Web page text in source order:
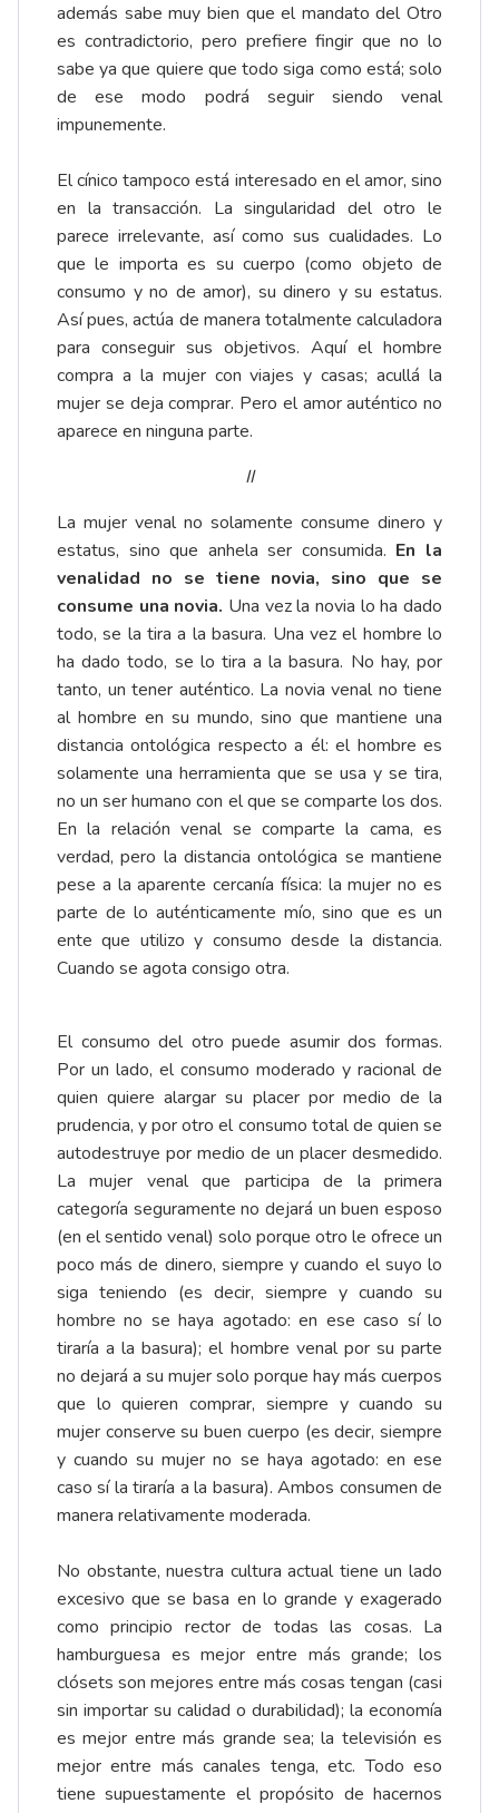
además sabe muy bien que el mandato del Otro
es contradictorio, pero prefiere fingir que no lo
sabe ya que quiere que todo siga como está; solo
de ese modo podrá seguir siendo venal
impunemente.
El cínico tampoco está interesado en el amor, sino
en la transacción. La singularidad del otro le
parece irrelevante, así como sus cualidades. Lo
que le importa es su cuerpo (como objeto de
consumo y no de amor), su dinero y su estatus.
Así pues, actúa de manera totalmente calculadora
para conseguir sus objetivos. Aquí el hombre
compra a la mujer con viajes y casas; acullá la
mujer se deja comprar. Pero el amor auténtico no
aparece en ninguna parte.
II
La mujer venal no solamente consume dinero y
estatus, sino que anhela ser consumida. En la
venalidad no se tiene novia, sino que se
consume una novia. Una vez la novia lo ha dado
todo, se la tira a la basura. Una vez el hombre lo
ha dado todo, se lo tira a la basura. No hay, por
tanto, un tener auténtico. La novia venal no tiene
al hombre en su mundo, sino que mantiene una
distancia ontológica respecto a él: el hombre es
solamente una herramienta que se usa y se tira,
no un ser humano con el que se comparte los dos.
En la relación venal se comparte la cama, es
verdad, pero la distancia ontológica se mantiene
pese a la aparente cercanía física: la mujer no es
parte de lo auténticamente mío, sino que es un
ente que utilizo y consumo desde la distancia.
Cuando se agota consigo otra.
El consumo del otro puede asumir dos formas.
Por un lado, el consumo moderado y racional de
quien quiere alargar su placer por medio de la
prudencia, y por otro el consumo total de quien se
autodestruye por medio de un placer desmedido.
La mujer venal que participa de la primera
categoría seguramente no dejará un buen esposo
(en el sentido venal) solo porque otro le ofrece un
poco más de dinero, siempre y cuando el suyo lo
siga teniendo (es decir, siempre y cuando su
hombre no se haya agotado: en ese caso sí lo
tiraría a la basura); el hombre venal por su parte
no dejará a su mujer solo porque hay más cuerpos
que lo quieren comprar, siempre y cuando su
mujer conserve su buen cuerpo (es decir, siempre
y cuando su mujer no se haya agotado: en ese
caso sí la tiraría a la basura). Ambos consumen de
manera relativamente moderada.
No obstante, nuestra cultura actual tiene un lado
excesivo que se basa en lo grande y exagerado
como principio rector de todas las cosas. La
hamburguesa es mejor entre más grande; los
clósets son mejores entre más cosas tengan (casi
sin importar su calidad o durabilidad); la economía
es mejor entre más grande sea; la televisión es
mejor entre más canales tenga, etc. Todo eso
tiene supuestamente el propósito de hacernos